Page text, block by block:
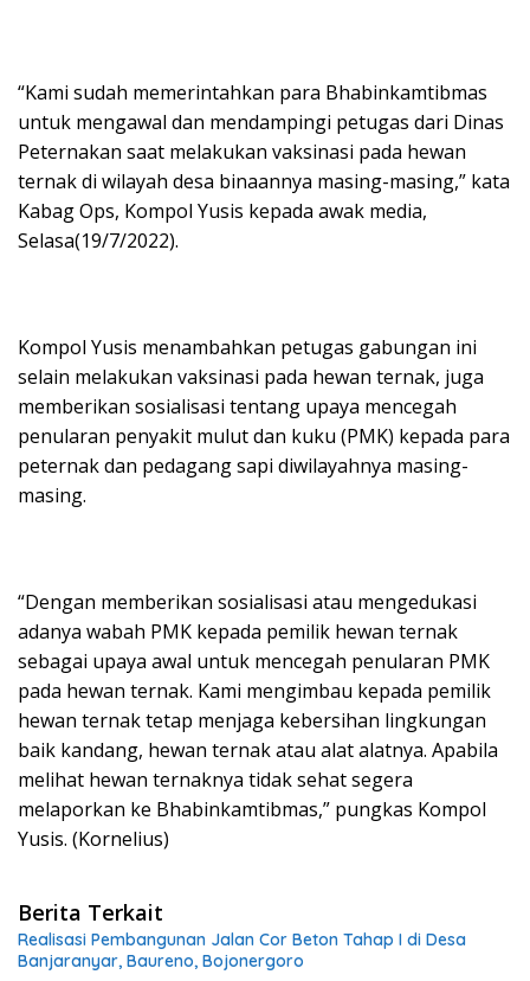
“Kami sudah memerintahkan para Bhabinkamtibmas
untuk mengawal dan mendampingi petugas dari Dinas
Peternakan saat melakukan vaksinasi pada hewan
ternak di wilayah desa binaannya masing-masing,” kata
Kabag Ops, Kompol Yusis kepada awak media,
Selasa(19/7/2022).
Kompol Yusis menambahkan petugas gabungan ini
selain melakukan vaksinasi pada hewan ternak, juga
memberikan sosialisasi tentang upaya mencegah
penularan penyakit mulut dan kuku (PMK) kepada para
peternak dan pedagang sapi diwilayahnya masing-
masing.
“Dengan memberikan sosialisasi atau mengedukasi
adanya wabah PMK kepada pemilik hewan ternak
sebagai upaya awal untuk mencegah penularan PMK
pada hewan ternak. Kami mengimbau kepada pemilik
hewan ternak tetap menjaga kebersihan lingkungan
baik kandang, hewan ternak atau alat alatnya. Apabila
melihat hewan ternaknya tidak sehat segera
melaporkan ke Bhabinkamtibmas,” pungkas Kompol
Yusis. (Kornelius)
Berita Terkait
Realisasi Pembangunan Jalan Cor Beton Tahap I di Desa
Banjaranyar, Baureno, Bojonergoro